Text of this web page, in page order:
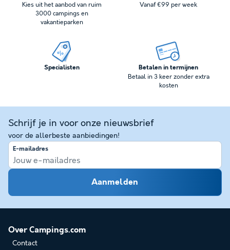
Kies uit het aanbod van ruim
3000 campings en
vakantieparken
Vanaf €99 per week
Specialisten Betalen in termijnen
Betaal in 3 keer zonder extra
kosten
Schrijf je in voor onze nieuwsbrief
voor de allerbeste aanbiedingen!
E-mailadres
Aanmelden
Over Campings.com
Contact